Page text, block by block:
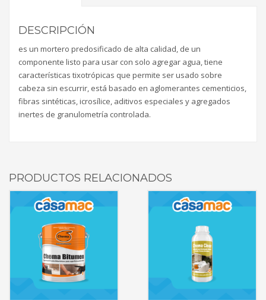
DESCRIPCIÓN
es un mortero predosificado de alta calidad, de un
componente listo para usar con solo agregar agua, tiene
características tixotrópicas que permite ser usado sobre
cabeza sin escurrir, está basado en aglomerantes cementicios,
fibras sintéticas, icrosílice, aditivos especiales y agregados
inertes de granulometría controlada.
PRODUCTOS RELACIONADOS